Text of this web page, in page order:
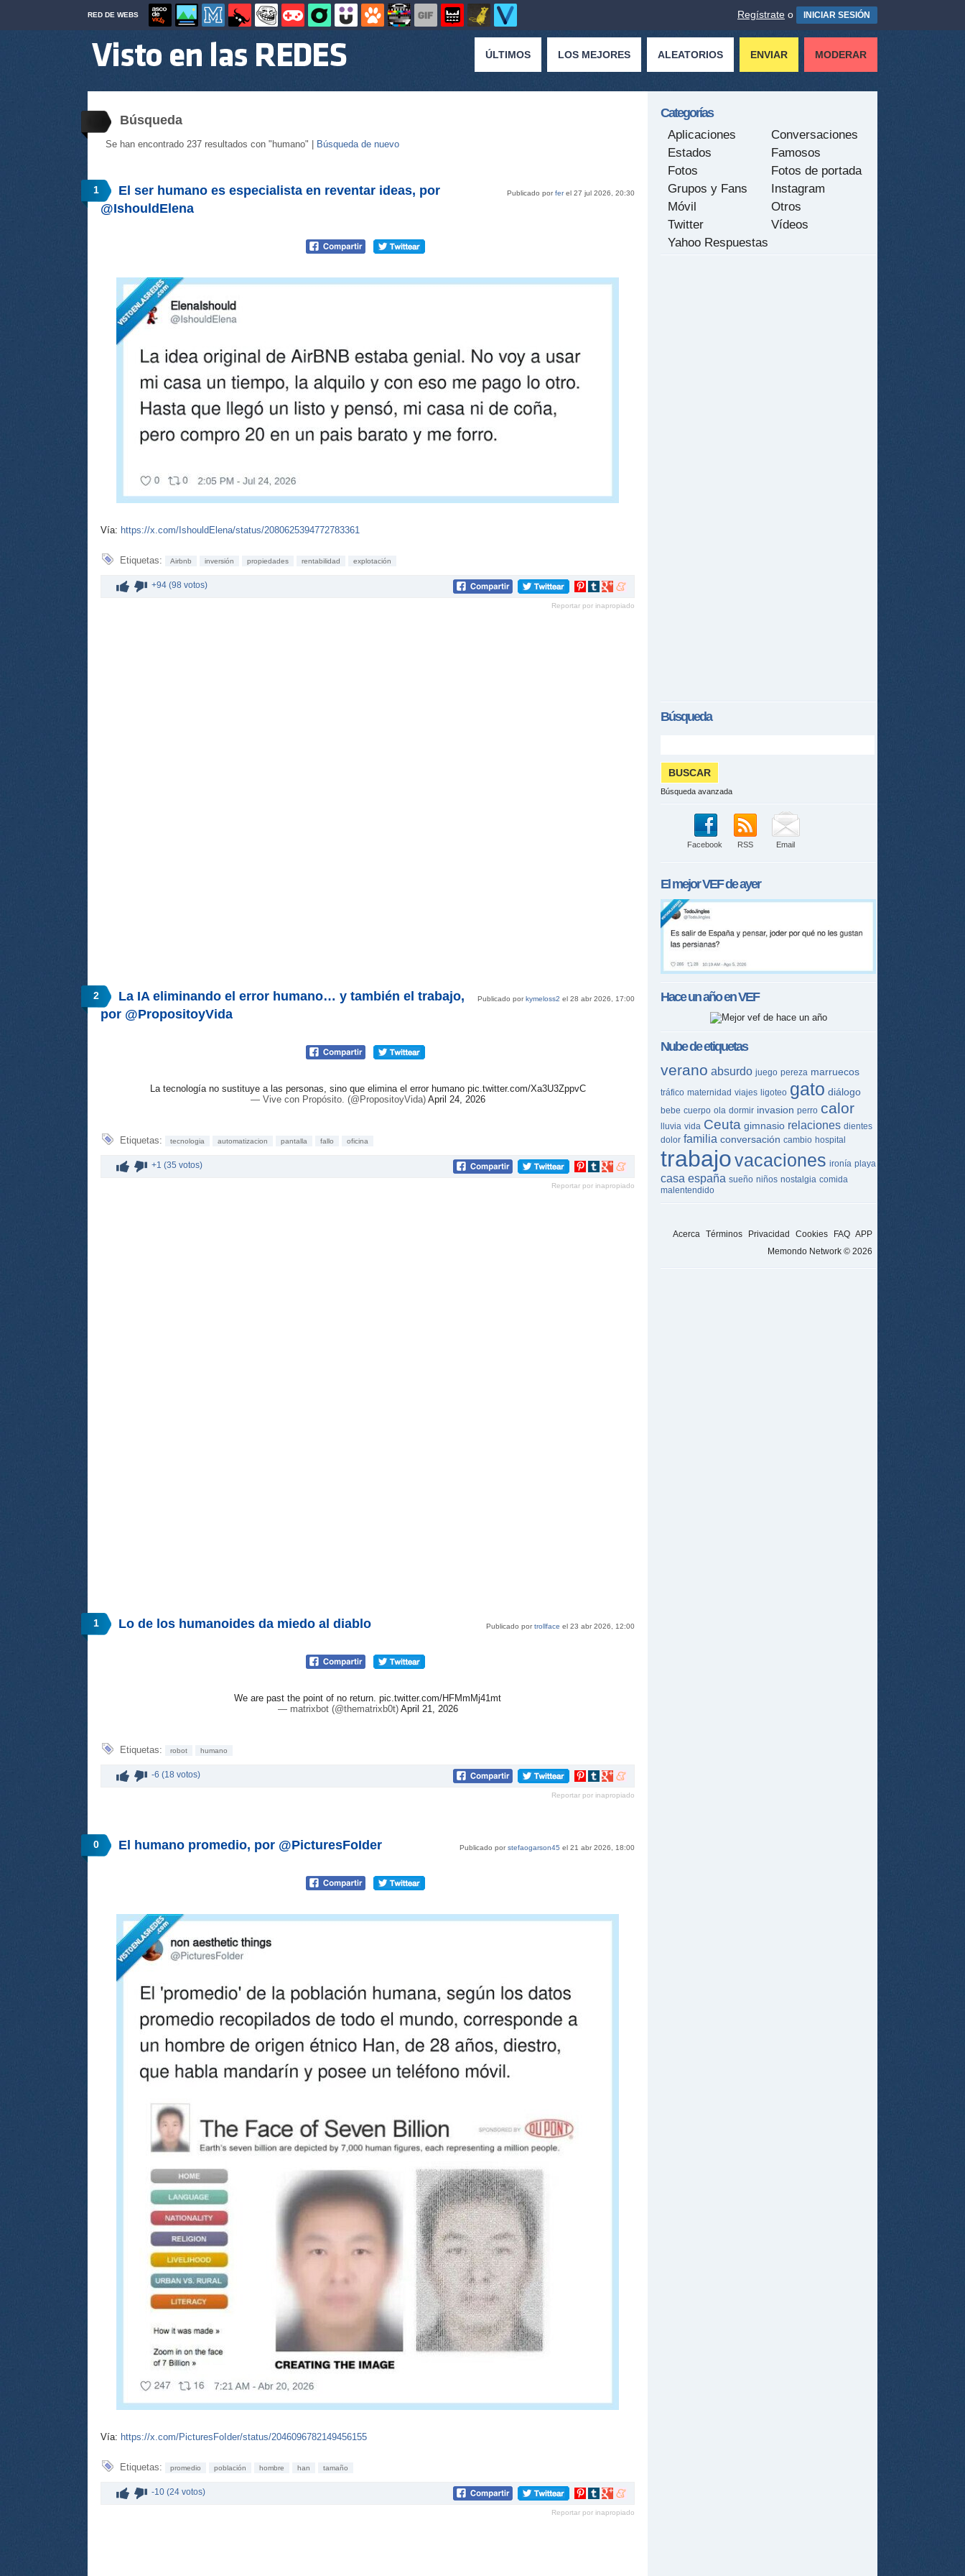
RED DE WEBS Regístrate o INICIAR SESIÓN
ÚLTIMOS LOS MEJORES ALEATORIOS ENVIAR MODERAR
Búsqueda
Se han encontrado 237 resultados con "humano" | Búsqueda de nuevo
1 Publicado porferel 27 jul 2026, 20:30
El ser humano es especialista en reventar ideas, por
@IshouldElena
Vía: https://x.com/IshouldElena/status/2080625394772783361
Etiquetas: Airbnb inversión propiedades rentabilidad explotación
+94 (98 votos)
Compartir
Pinterest
Compartir
tumblr
Compartir
Google+
Compartir
meneame
Reportar por inapropiado
2 Publicado porkymeloss2 el 28 abr 2026, 17:00
La IA eliminando el error humano… y también el trabajo,
por @PropositoyVida
La tecnología no sustituye a las personas, sino que elimina el error humano pic.twitter.com/Xa3U3ZppvC
— Vive con Propósito. (@PropositoyVida) April 24, 2026
Etiquetas: tecnologia automatizacion pantalla fallo oficina
+1 (35 votos)
Compartir
Pinterest
Compartir
tumblr
Compartir
Google+
Compartir
meneame
Reportar por inapropiado
1 Publicado portrollface el 23 abr 2026, 12:00
Lo de los humanoides da miedo al diablo
We are past the point of no return. pic.twitter.com/HFMmMj41mt
— matrixbot (@thematrixb0t) April 21, 2026
Etiquetas: robot humano
-6 (18 votos)
Compartir
Pinterest
Compartir
tumblr
Compartir
Google+
Compartir
meneame
Reportar por inapropiado
0 Publicado porstefaogarson45 el 21 abr 2026, 18:00
El humano promedio, por @PicturesFoIder
Vía: https://x.com/PicturesFoIder/status/2046096782149456155
Etiquetas: promedio población hombre han tamaño
-10 (24 votos)
Compartir
Pinterest
Compartir
tumblr
Compartir
Google+
Compartir
meneame
Reportar por inapropiado
Categorías
Aplicaciones
Conversaciones
Estados
Famosos
Fotos
Fotos de portada
Grupos y Fans
Instagram
Móvil
Otros
Twitter
Vídeos
Yahoo Respuestas
Búsqueda
Búsqueda avanzada
Facebook RSS Email
El mejorVEFde ayer
Hace un año enVEF
Nube de etiquetas
verano absurdo juego pereza marruecos
tráfico maternidad viajes ligoteo gato diálogo
bebe cuerpo ola dormir invasion perro calor
lluvia vida Ceuta gimnasio relaciones dientes
dolor familia conversación cambio hospital
trabajovacaciones ironía playa
casa españa sueño niños nostalgia comida
malentendido
Acerca Términos Privacidad Cookies FAQ APP
Memondo Network © 2026